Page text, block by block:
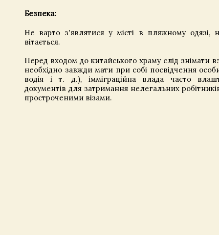
Безпека:
Не варто з'являтися у місті в пляжному одязі,
вітається.
Перед входом до китайського храму слід знімати
необхідно завжди мати при собі посвідчення
водія і т. д.), імміграційна влада часто
документів для затримання нелегальних
простроченими візами.